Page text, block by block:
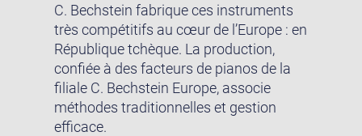
C. Bechstein fabrique ces instruments
très compétitifs au cœur de l’Europe : en
République tchèque. La production,
confiée à des facteurs de pianos de la
filiale C. Bechstein Europe, associe
méthodes traditionnelles et gestion
efficace.